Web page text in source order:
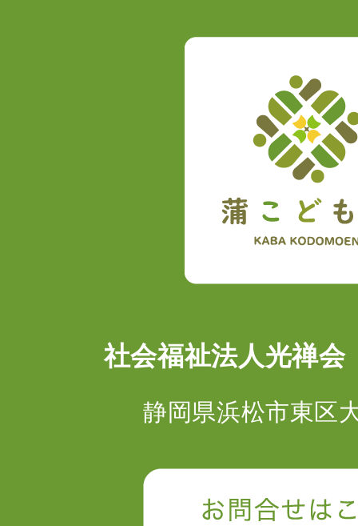
社会福祉法人光禅
静岡県浜松市東区